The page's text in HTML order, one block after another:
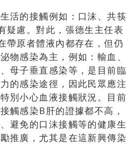
活的接觸例如：口沫、共筷
疑慮。對此，張德生主任表
帶原者體液內都存在，但仍
物感染為主，例如：輸血、
母子垂直感染等，是目前臨
的感染途徑，因此民眾應注
別小心血液接觸狀況。目前
觸感染B肝的證據都不高，
避免的口沫接觸等的健康生
推廣，尤其是在這新興傳染